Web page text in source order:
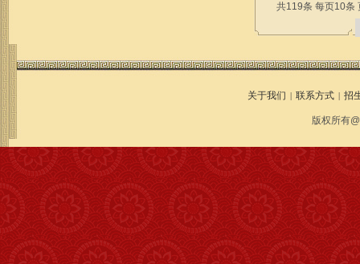
共119条 每页10条
关于我们 | 联系方式 | 招
版权所有